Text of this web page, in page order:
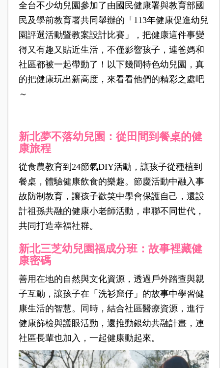
全台不少幼兒園參加了由國民健康署與教育部國
民及學前教育署共同舉辦的「113年健康促進幼兒
園評選活動暨教案設計比賽」
，把健康這件事變
得又有趣又貼近生活，不僅影響孩子，連爸媽和
社區都被一起帶動了！以下幾間特色幼兒園，真
的把健康玩出新高度，來看看他們的精彩之處吧
～
新北夢不落幼兒園：從田間到餐桌的健
康旅程
從食農教育到24節氣DIY活動，讓孩子從種植到
餐桌，體驗健康飲食的樂趣。節慶活動中融入事
故防制教育，讓孩子歡笑中學會保護自己，還設
計祖孫共融的健康小老師活動，串聯不同世代，
共同打造幸福社群。
新北三芝幼兒園福成分班：故事裡藏健
康密碼
善用在地的自然與文化資源，透過戶外踏查與親
子互動，讓孩子在「洗衫窟仔」的故事中學習健
康生活的智慧。同時，結合社區醫療資源，進行
健康篩檢與護眼活動，還推動銀幼共融計畫，連
社區長輩也加入，一起健康動起來。